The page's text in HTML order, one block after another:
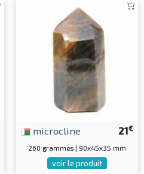
21€
microcline
260 grammes | 90x45x35 mm
voir le produit